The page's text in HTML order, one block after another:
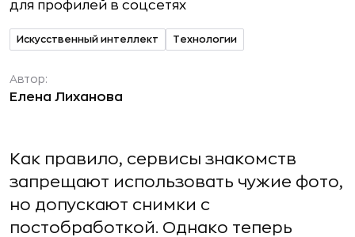
Искусственный интеллект Технологии
Автор:
Елена Лиханова
Как правило, сервисы знакомств
запрещают использовать чужие фото,
но допускают снимки с
постобработкой. Однако теперь